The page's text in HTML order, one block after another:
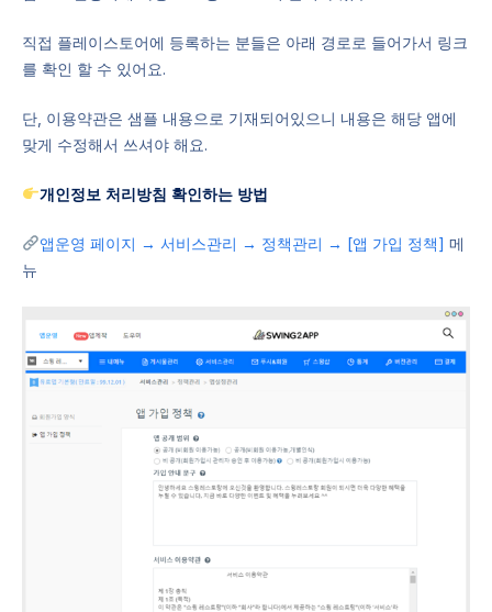
직접 플레이스토어에 등록하는 분들은 아래 경로로 들어가서 링크
를 확인 할 수 있어요.
단, 이용약관은 샘플 내용으로 기재되어있으니 내용은 해당 앱에
맞게 수정해서 쓰셔야 해요.
개인정보 처리방침 확인하는 방법
앱운영 페이지 → 서비스관리 → 정책관리 → [앱 가입 정책] 메
뉴